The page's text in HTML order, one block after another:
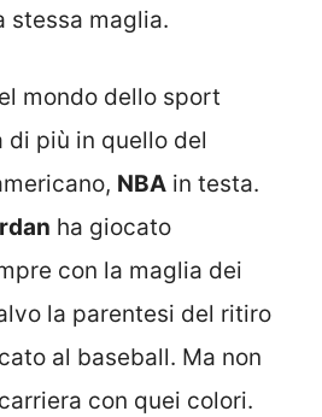
stessa maglia.
mondo dello sport
di più in quello del
NBA in testa.
ha giocato
con la maglia dei
la parentesi del ritiro
al baseball. Ma non
con quei colori.